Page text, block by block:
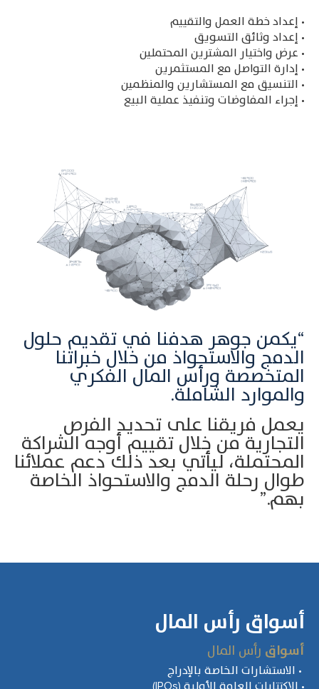
• إعداد خطة العمل والتقييم
• إعداد وثائق التسويق
‎•‎ عرض واختيار المشترين المحتملين
• إدارة التواصل مع المستثمرين
• التنسيق مع المستشارين والمنظمين
• إجراء المفاوضات وتنفيذ عملية البيع
“يكمن جوهر هدفنا في تقديم حلول
الدمج والاستحواذ من خلال خبراتنا
المتخصصة ورأس المال الفكري
والموارد الشاملة.
يعمل فريقنا على تحديد الفرص
التجارية من خلال تقييم أوجه الشراكة
المحتملة، ليأتي بعد ذلك دعم عملائنا
طوال رحلة الدمج والاستحواذ الخاصة
بهم.”
أسواق رأس المال
أسواق رأس المال
‎• ‎ الاستشارات الخاصة بالإدراج